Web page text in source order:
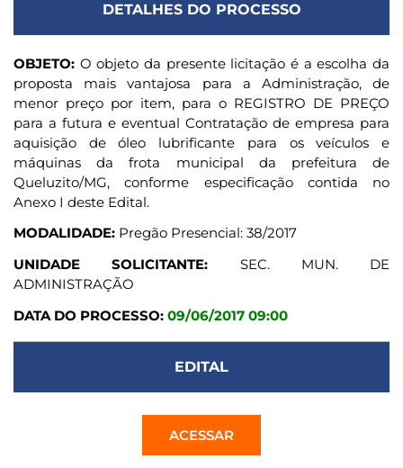
DETALHES DO PROCESSO
OBJETO: O objeto da presente licitação é a escolha da
proposta mais vantajosa para a Administração, de
menor preço por item, para o REGISTRO DE PREÇO
para a futura e eventual Contratação de empresa para
aquisição de óleo lubrificante para os veículos e
máquinas da frota municipal da prefeitura de
Queluzito/MG, conforme especificação contida no
Anexo I deste Edital.
MODALIDADE: Pregão Presencial: 38/2017
UNIDADE SOLICITANTE: SEC. MUN. DE
ADMINISTRAÇÃO
DATA DO PROCESSO: 09/06/2017 09:00
EDITAL
ACESSAR